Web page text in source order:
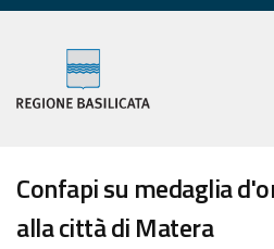
Confapi su medaglia
alla città di Matera